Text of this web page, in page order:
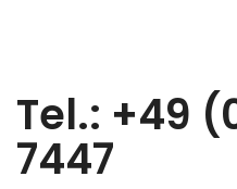
Tel.: +49
7447